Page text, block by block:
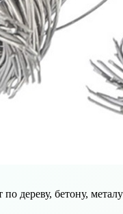
дереву, бетону,